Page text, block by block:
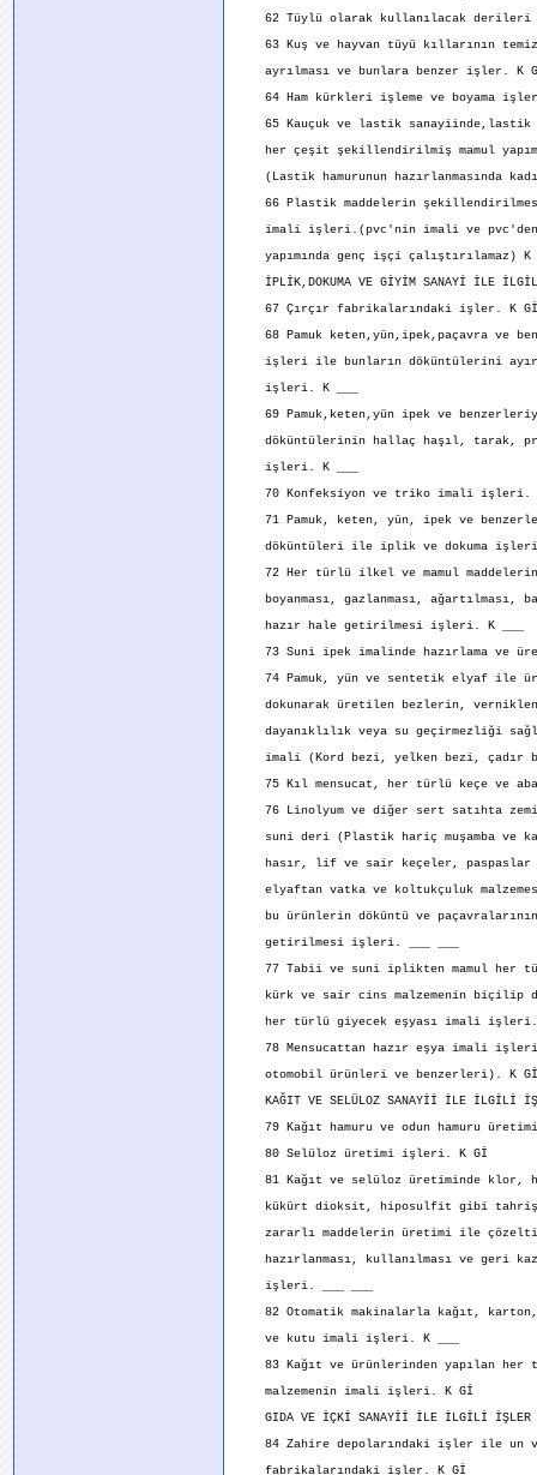
62 Tüylü olarak kullanılacak derileri
63 Kuş ve hayvan tüyü kıllarının
ayrılması ve bunlara benzer işler. K
64 Ham kürkleri işleme ve boyama
65 Kauçuk ve lastik sanayiinde,lastik
her çeşit şekillendirilmiş mamul
(Lastik hamurunun hazırlanmasında
66 Plastik maddelerin
imali işleri.(pvc'nin imali ve pvc'den
yapımında genç işçi çalıştırılamaz) K
İPLİK,DOKUMA VE GİYİM SANAYİ İLE
67 Çırçır fabrikalarındaki işler. K Gİ
68 Pamuk keten,yün,ipek,paçavra ve
işleri ile bunların döküntülerini
işleri. K ___
69 Pamuk,keten,yün ipek ve
döküntülerinin hallaç haşıl, tarak,
işleri. K ___
70 Konfeksiyon ve triko imali işleri.
71 Pamuk, keten, yün, ipek ve
döküntüleri ile iplik ve dokuma
72 Her türlü ilkel ve mamul maddelerin
boyanması, gazlanması, ağartılması,
hazır hale getirilmesi işleri. K ___
73 Suni ipek imalinde hazırlama ve
74 Pamuk, yün ve sentetik elyaf ile
dokunarak üretilen bezlerin,
dayanıklılık veya su geçirmezliği
imali (Kord bezi, yelken bezi, çadır
75 Kıl mensucat, her türlü keçe ve
76 Linolyum ve diğer sert satıhta
suni deri (Plastik hariç muşamba ve
hasır, lif ve sair keçeler, paspaslar
elyaftan vatka ve koltukçuluk
bu ürünlerin döküntü ve
getirilmesi işleri. ___ ___
77 Tabii ve suni iplikten mamul her
kürk ve sair cins malzemenin biçilip
her türlü giyecek eşyası imali işleri.
78 Mensucattan hazır eşya imali
otomobil ürünleri ve benzerleri). K Gİ
KAĞIT VE SELÜLOZ SANAYİİ İLE İLGİLİ
79 Kağıt hamuru ve odun hamuru
80 Selüloz üretimi işleri. K Gİ
81 Kağıt ve selüloz üretiminde klor,
kükürt dioksit, hiposulfit gibi tahriş
zararlı maddelerin üretimi ile
hazırlanması, kullanılması ve geri
işleri. ___ ___
82 Otomatik makinalarla kağıt, karton,
ve kutu imali işleri. K ___
83 Kağıt ve ürünlerinden yapılan her
malzemenin imali işleri. K Gİ
GIDA VE İÇKİ SANAYİİ İLE İLGİLİ İŞLER
84 Zahire depolarındaki işler ile un
fabrikalarındaki işler. K Gİ